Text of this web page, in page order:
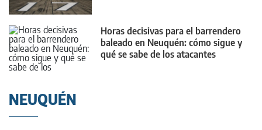
Horas decisivas para el barrendero
baleado en Neuquén: cómo sigue y
qué se sabe de los atacantes
NEUQUÉN